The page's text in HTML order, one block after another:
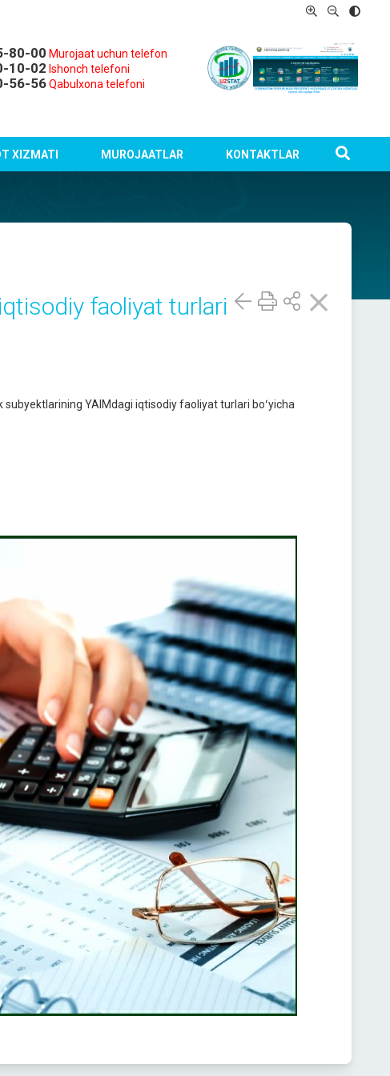
80-00 Murojaat uchun telefon
10-02 Ishonch telefoni
56-56 Qabulxona telefoni
XIZMATI MUROJAATLAR KONTAKTLAR
faoliyat turlari
YAIMdagi iqtisodiy faoliyat turlari boʻyicha